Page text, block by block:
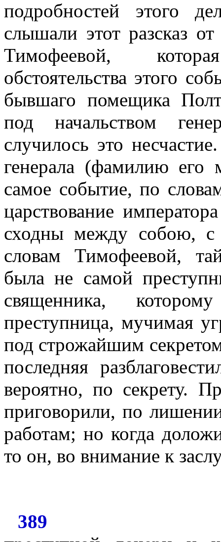
подробностей этого
слышали этот разсказ
Тимофеевой,
обстоятельства этого
бывшаго помещика
под начальством
случилось это
генерала (фамилию
самое событие, по
царствование
сходны между собою,
словам Тимофеевой,
была не самой
священника,
преступница, мучимая
под строжайшим
последняя
вероятно, по секрету.
приговорили, по
работам; но когда
то он, во внимание к
389